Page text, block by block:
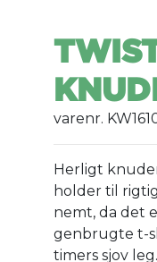
varenr.
Herligt
holder til
nemt, da det
genbrugte t-
timers sjov leg.